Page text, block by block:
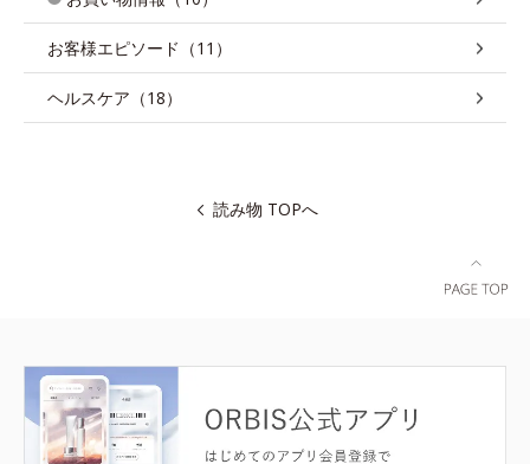
お客様エピソード（11）
ヘルスケア（18）
読み物 TOPへ